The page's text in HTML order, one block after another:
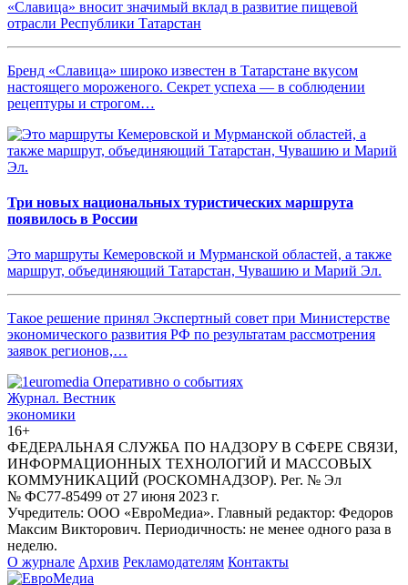
«Славица» вносит значимый вклад в развитие пищевой
отрасли Республики Татарстан
Бренд «Славица» широко известен в Татарстане вкусом
настоящего мороженого. Секрет успеха — в соблюдении
рецептуры и строгом…
Три новых национальных туристических маршрута
появилось в России
Это маршруты Кемеровской и Мурманской областей, а также
маршрут, объединяющий Татарстан, Чувашию и Марий Эл.
Такое решение принял Экспертный совет при Министерстве
экономического развития РФ по результатам рассмотрения
заявок регионов,…
Журнал. Вестник
экономики
16+
ФЕДЕРАЛЬНАЯ СЛУЖБА ПО НАДЗОРУ В СФЕРЕ СВЯЗИ,
ИНФОРМАЦИОННЫХ ТЕХНОЛОГИЙ И МАССОВЫХ
КОММУНИКАЦИЙ (РОСКОМНАДЗОР). Рег. № Эл
№ ФС77-85499 от 27 июня 2023 г.
Учредитель: ООО «ЕвроМедиа». Главный редактор: Федоров
Максим Викторович. Периодичность: не менее одного раза в
неделю.
О журнале Архив Рекламодателям Контакты